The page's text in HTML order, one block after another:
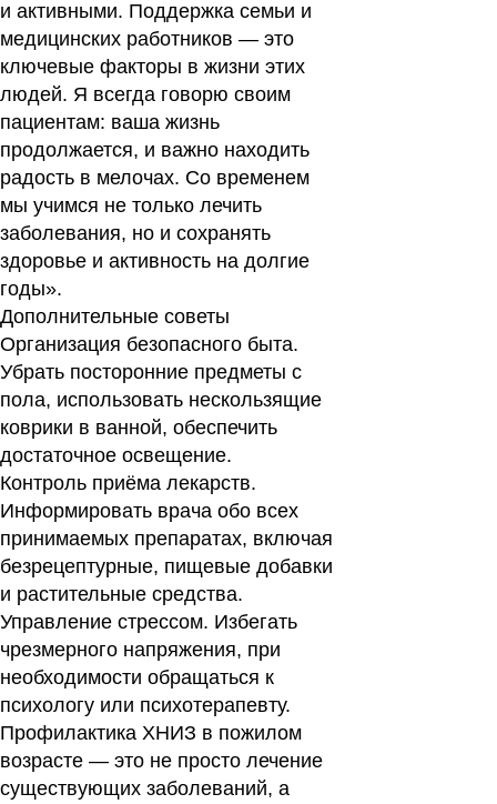
и активными. Поддержка семьи и
медицинских работников — это
ключевые факторы в жизни этих
людей. Я всегда говорю своим
пациентам: ваша жизнь
продолжается, и важно находить
радость в мелочах. Со временем
мы учимся не только лечить
заболевания, но и сохранять
здоровье и активность на долгие
годы».
Дополнительные советы
Организация безопасного быта.
Убрать посторонние предметы с
пола, использовать нескользящие
коврики в ванной, обеспечить
достаточное освещение.
Контроль приёма лекарств.
Информировать врача обо всех
принимаемых препаратах, включая
безрецептурные, пищевые добавки
и растительные средства.
Управление стрессом. Избегать
чрезмерного напряжения, при
необходимости обращаться к
психологу или психотерапевту.
Профилактика ХНИЗ в пожилом
возрасте — это не просто лечение
существующих заболеваний, а